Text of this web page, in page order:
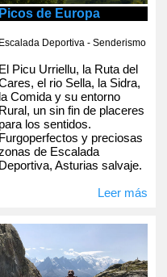
Picos de Europa
Escalada Deportiva - Senderismo
El Picu Urriellu, la Ruta del
el rio Sella, la Sidra,
la Comida y su entorno
Rural, un sin fin de placeres
para los sentidos.
Furgoperfectos y preciosas
de Escalada
Deportiva, Asturias salvaje.
Leer más